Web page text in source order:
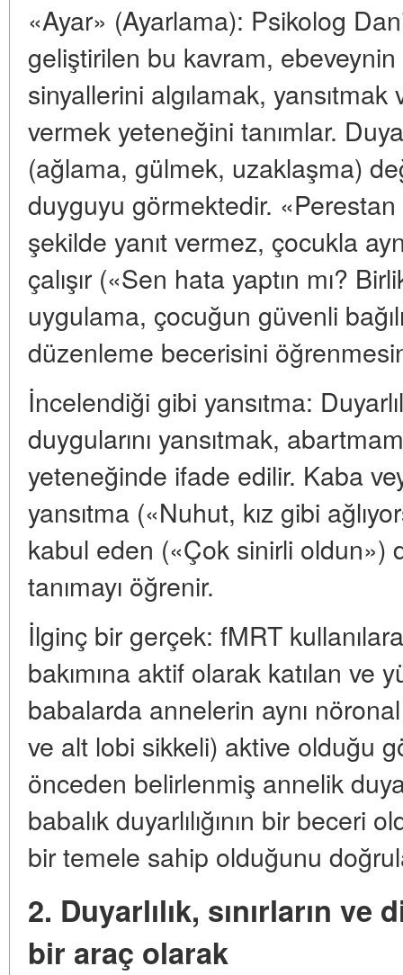
«Ayar» (Ayarlama): Psikolog
geliştirilen bu kavram,
sinyallerini algılamak,
vermek yeteneğini tanımlar.
(ağlama, gülmek, uzaklaşma)
duyguyu görmektedir. «Perestan
şekilde yanıt vermez, çocukla
çalışır («Sen hata yaptın mı?
uygulama, çocuğun güvenli
düzenleme becerisini
İncelendiği gibi yansıtma:
duygularını yansıtmak,
yeteneğinde ifade edilir. Kaba
yansıtma («Nuhut, kız gibi
kabul eden («Çok sinirli oldun»)
tanımayı öğrenir.
İlginç bir gerçek: fMRT
bakımına aktif olarak katılan ve
babalarda annelerin aynı nöronal
ve alt lobi sikkeli) aktive olduğu
önceden belirlenmiş annelik
babalık duyarlılığının bir beceri
bir temele sahip olduğunu
2. Duyarlılık, sınırların
bir araç olarak